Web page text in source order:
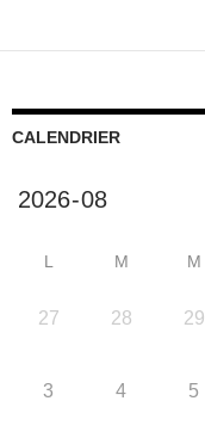
CALENDRIER
L M M
27 28 29
3 4 5